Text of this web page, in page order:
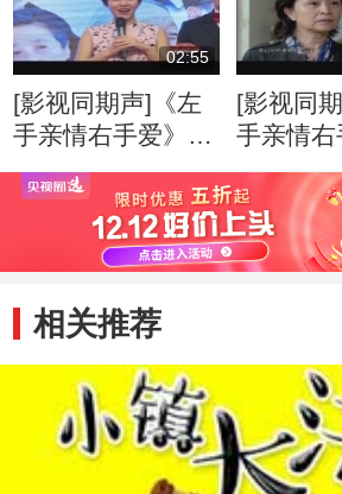
02:55
[影视同期声]《左
手亲情右手爱》将
登陆八套 张佳宁
落泪追忆老演员柏
[影视同
手亲情右
播 刘莉
婆婆
相关推荐